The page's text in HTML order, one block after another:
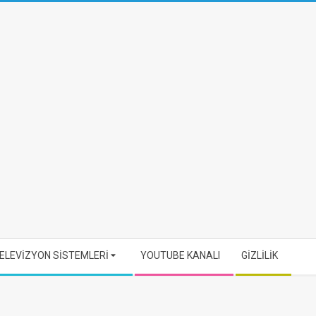
SİSTEMLERİ YOUTUBE KANALI GİZLİLİK